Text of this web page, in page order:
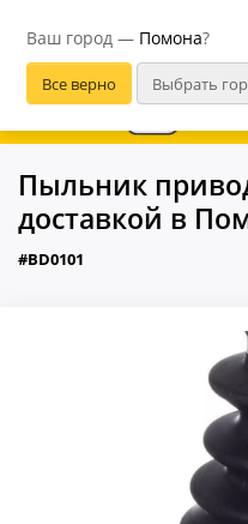
Ваш город — Помона?
В
Пыльник
доставкой в
#BD0101